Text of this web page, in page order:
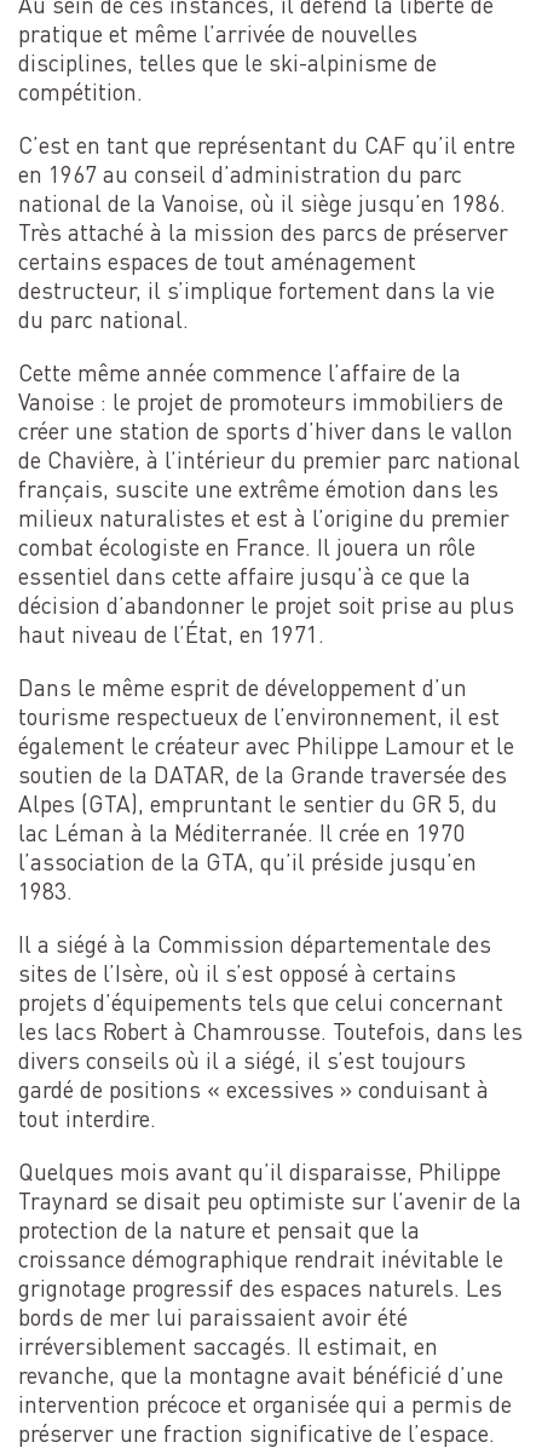
pratique et même l’arrivée de nouvelles
disciplines, telles que le ski-alpinisme de
compétition.
C’est en tant que représentant du CAF qu’il entre
en 1967 au conseil d’administration du parc
national de la Vanoise, où il siège jusqu’en 1986.
Très attaché à la mission des parcs de préserver
certains espaces de tout aménagement
destructeur, il s’implique fortement dans la vie
du parc national.
Cette même année commence l’affaire de la
Vanoise : le projet de promoteurs immobiliers de
créer une station de sports d’hiver dans le vallon
de Chavière, à l’intérieur du premier parc national
français, suscite une extrême émotion dans les
milieux naturalistes et est à l’origine du premier
combat écologiste en France. Il jouera un rôle
essentiel dans cette affaire jusqu’à ce que la
décision d’abandonner le projet soit prise au plus
haut niveau de l’État, en 1971.
Dans le même esprit de développement d’un
tourisme respectueux de l’environnement, il est
également le créateur avec Philippe Lamour et le
soutien de la DATAR, de la Grande traversée des
Alpes (GTA), empruntant le sentier du GR 5, du
lac Léman à la Méditerranée. Il crée en 1970
l’association de la GTA, qu’il préside jusqu’en
1983.
Il a siégé à la Commission départementale des
sites de l’Isère, où il s’est opposé à certains
projets d’équipements tels que celui concernant
les lacs Robert à Chamrousse. Toutefois, dans les
divers conseils où il a siégé, il s’est toujours
gardé de positions « excessives » conduisant à
tout interdire.
Quelques mois avant qu’il disparaisse, Philippe
Traynard se disait peu optimiste sur l’avenir de la
protection de la nature et pensait que la
croissance démographique rendrait inévitable le
grignotage progressif des espaces naturels. Les
bords de mer lui paraissaient avoir été
irréversiblement saccagés. Il estimait, en
revanche, que la montagne avait bénéficié d’une
intervention précoce et organisée qui a permis de
préserver une fraction significative de l’espace.